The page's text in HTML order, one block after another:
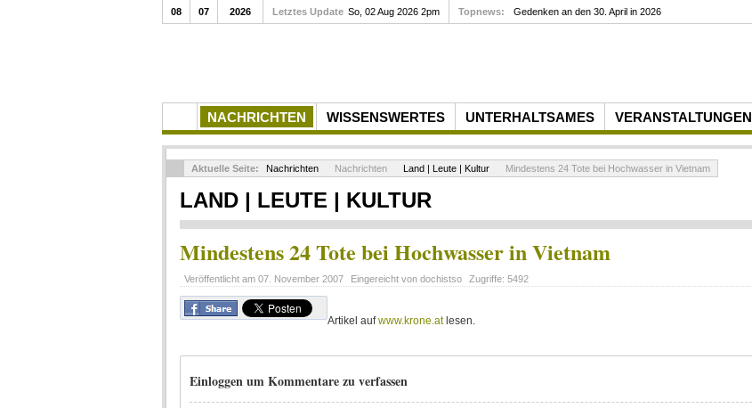
NACHRICHTEN WISSENSWERTES UNTERHALTSAMES VERANSTALTUNGEN
08 07 2026 Letztes Update So, 02 Aug 2026 2pm Topnews: Gedenken an den 30. April in 2026
Aktuelle Seite: Nachrichten Nachrichten Land | Leute | Kultur Mindestens 24 Tote bei Hochwasser in Vietnam
LAND | LEUTE | KULTUR
Mindestens 24 Tote bei Hochwasser in Vietnam
Veröffentlicht am 07. November 2007 Eingereicht von dochistso Zugriffe: 5492
Artikel aufwww.krone.atlesen.
Einloggen um Kommentare zu verfassen